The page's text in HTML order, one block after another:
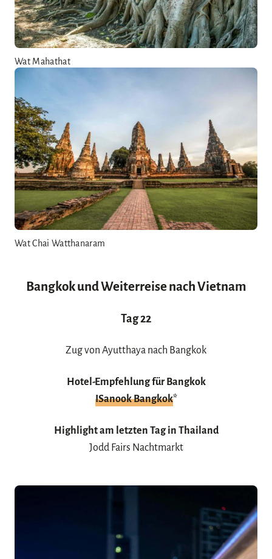
Wat Mahathat
Wat Chai Watthanaram
Bangkok und Weiterreise nach Vietnam
Tag22
Zug von Ayutthaya nach Bangkok
Hotel-Empfehlung für Bangkok
ISanook Bangkok*
Highlight am letzten Tag in Thailand
Jodd Fairs Nachtmarkt